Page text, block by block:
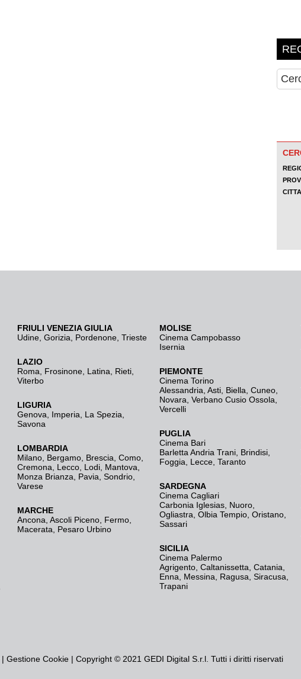
FRIULI VENEZIA GIULIA
Udine Gorizia Pordenone Trieste
LAZIO
Roma
Frosinone Latina Rieti
Viterbo
LIGURIA
Genova
Imperia La Spezia
Savona
LOMBARDIA
Milano Bergamo Brescia, Como
Cremona
Lecco Lodi Mantova
Monza Brianza
Pavia Sondrio
Varese
MARCHE
Ancona Ascoli Piceno Fermo
Macerata
Pesaro Urbino
MOLISE
Cinema Campobasso
Isernia
PIEMONTE
Cinema Torino
Alessandria Asti Biella Cuneo
Novara Verbano Cusio Ossola
Vercelli
PUGLIA
Cinema Bari
Barletta Andria Trani Brindisi
Foggia
Lecce Taranto
SARDEGNA
Cinema Cagliari
Carbonia Iglesias Nuoro
Ogliastra Olbia Tempio Oristano
Sassari
SICILIA
Cinema Palermo
Agrigento Caltanissetta Catania
Enna
Messina Ragusa Siracusa
Trapani
| Gestione Cookie | Copyright © 2021 GEDI Digital S.r.l. Tutti i diritti riservati